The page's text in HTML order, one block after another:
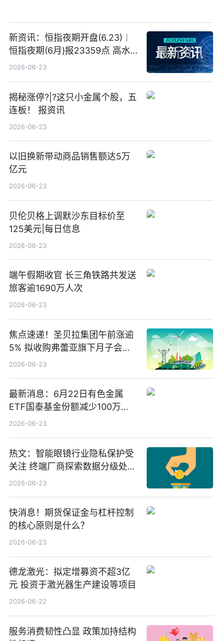
新资讯：恒指夜期开盘(6.23)︱
恒指夜期(6月)报23359点 高水
23点
2026-06-23
揭秘涨停?|?这只小金属个股，五
连板！ 报资讯
2026-06-23
以旧换新带动商品销售额达5万
亿元
2026-06-23
贝伦贝格上调默沙东目标价至
125美元|每日信息
2026-06-23
端午假期收官 长三角铁路共发送
旅客逾1690万人次
2026-06-23
焦点速递！圣贝拉集团午前涨逾
5% 拟收购弗蕾亚旗下月子会所
业务少数股权
2026-06-23
最新消息：6月22日有色金属
ETF国泰基金份额减少100万
份，重仓股紫金矿业、洛阳钼
2026-06-23
热文：智能眼镜行业隐私保护受
关注 终端厂商探索数据分级处理
等方案
2026-06-23
快消息！期货保证金与杠杆控制
的核心原则是什么？
2026-06-23
德龙激光：拟定增募资不超3亿
元 投资于激光器生产建设等项目
2026-06-22
服务消费韧性凸显 政策加持结构